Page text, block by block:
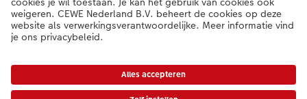
verwerkings- en verzendkosten.
|Algemene voorwaarden|Privacy|Toegankelijkheid